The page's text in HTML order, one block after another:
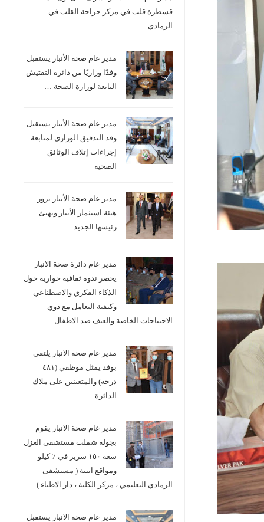
قسطرة قلب في مركز جراحة القلب في
الرمادي.
مدير عام صحة الأنبار يستقبل
وفدًا وزاريًا من دائرة التفتيش
التابعة لوزارة الصحة …
مدير عام صحة الأنبار يستقبل
وفد التدقيق الوزاري لمتابعة
إجراءات إتلاف الوثائق
الصحية
مدير عام صحة الأنبار يزور
هيئة استثمار الأنبار ويهنئ
رئيسها الجديد
مدير عام دائرة صحة الانبار
يحضر ندوة ثقافية حوارية حول
الذكاء الفكري والاصطناعي
وكيفية التعامل مع ذوي
الاحتياجات الخاصة والعنف ضد الاطفال
مدير عام صحة الانبار يلتقي
بوفد يمثل موظفي (٤٨١
درجة) والمتعينين على ملاك
الدائرة
مدير عام صحة الانبار يقوم
بجولة شملت مستشفى العزل
سعة ١٥٠ سرير في 7 كيلو
ومواقع ابنية ( مستشفى
الرمادي التعليمي ، مركز الكلية ، دار الاطباء )..
مدير عام صحة الانبار يستقبل